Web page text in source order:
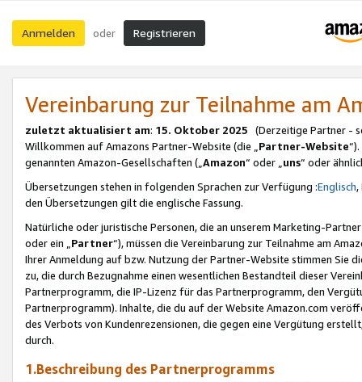
Anmelden oder Registrieren
Vereinbarung zur Teilnahme am
zuletzt aktualisiert am: 15. Oktober 2025 (Derzeitige Partner -
Willkommen auf Amazons Partner-Website (die „Partner-Website
genannten Amazon-Gesellschaften („Amazon“ oder „uns“ oder
Übersetzungen stehen in folgenden Sprachen zur Verfügung :Englisch,
den Übersetzungen gilt die englische Fassung.
Natürliche oder juristische Personen, die an unserem Marketing-
oder ein „Partner“), müssen die Vereinbarung zur Teilnahme am
Ihrer Anmeldung auf bzw. Nutzung der Partner-Website stimmen Sie
zu, die durch Bezugnahme einen wesentlichen Bestandteil dieser
Partnerprogramm, die IP-Lizenz für das Partnerprogramm, den
Partnerprogramm). Inhalte, die du auf der Website Amazon.com
des Verbots von Kundenrezensionen, die gegen eine Vergütung
durch.
1.Beschreibung des Partnerprogramms